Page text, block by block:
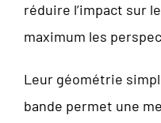
réduire l’impact sur
maximum les
Leur géométrie
bande permet une